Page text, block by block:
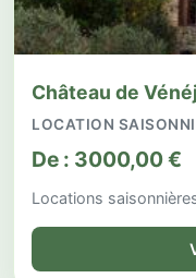
Château de
LOCATION
De : 3000,00€
Locations